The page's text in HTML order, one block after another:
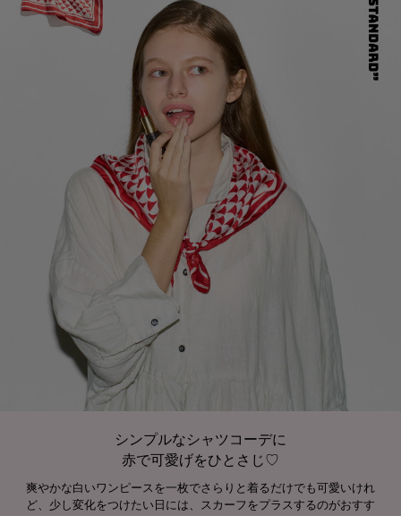
シンプルなシャツコーデに
赤で可愛げをひとさじ♡
爽やかな白いワンピースを一枚でさらりと着るだけでも可愛いけれ
ど、少し変化をつけたい日には、スカーフをプラスするのがおすす